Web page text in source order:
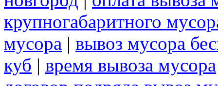
крупногабаритного
мусора | вывоз мусора
куб | время вывоза мусора